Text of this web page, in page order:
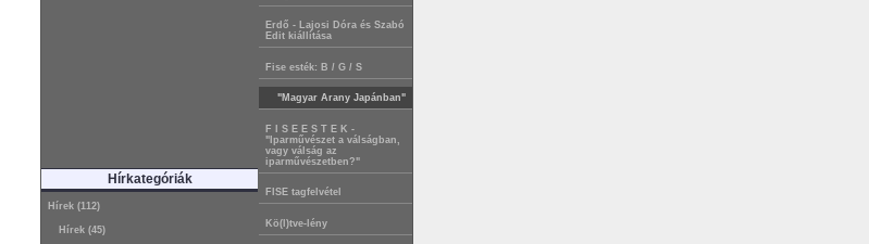
Hírkategóriák
Hírek (112)
Hírek (45)
Erdő - Lajosi Dóra és Szabó
Edit kiállítása
Fise esték: B / G / S
"Magyar Arany Japánban"
F I S E E S T E K -
"Iparművészet a válságban,
vagy válság az
iparművészetben?"
FISE tagfelvétel
Kö(l)tve-lény